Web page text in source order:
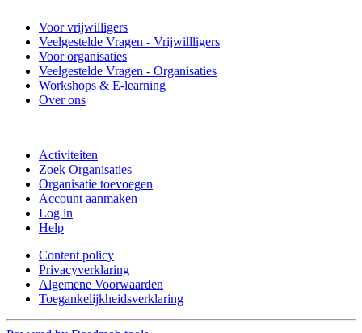
Voor vrijwilligers
Veelgestelde Vragen - Vrijwillligers
Voor organisaties
Veelgestelde Vragen - Organisaties
Workshops & E-learning
Over ons
Activiteiten
Zoek Organisaties
Organisatie toevoegen
Account aanmaken
Log in
Help
Content policy
Privacyverklaring
Algemene Voorwaarden
Toegankelijkheidsverklaring